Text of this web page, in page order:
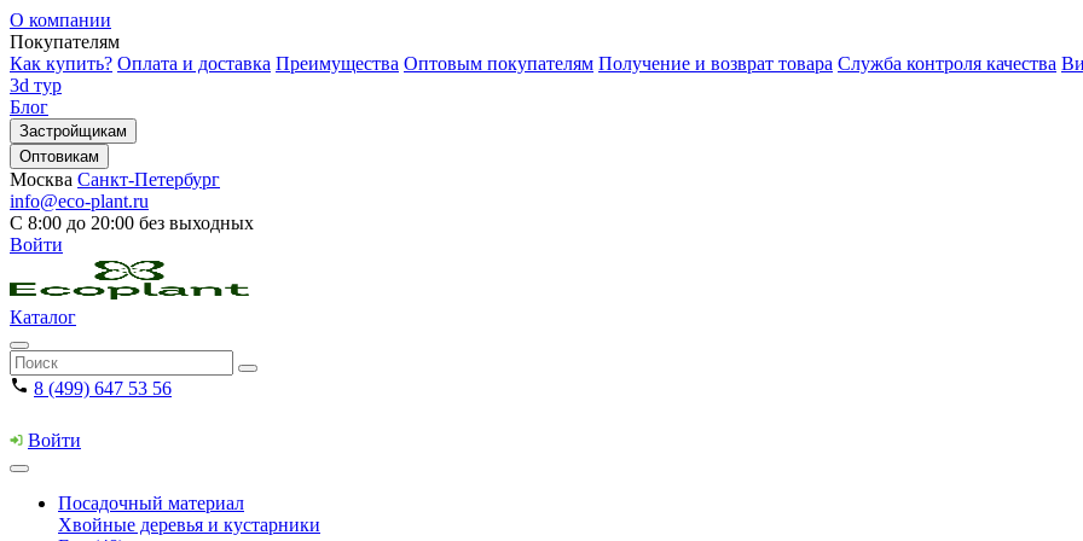
О компании
Покупателям
Как купить? Оплата и доставка Преимущества Оптовым покупателям Получение и возврат товара Служба контроля качества
3d тур
Блог
Застройщикам
Оптовикам
Москва Санкт-Петербург
info@eco-plant.ru
С 8:00 до 20:00 без выходных
Войти
Каталог
8 (499) 647 53 56
Войти
Посадочный материал
Хвойные деревья и кустарники